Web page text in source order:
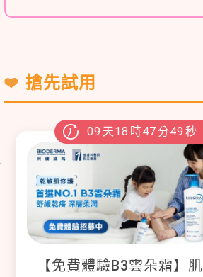
搶先試用
09 天18 時47分47 秒
【免費體驗B3雲朵霜】肌